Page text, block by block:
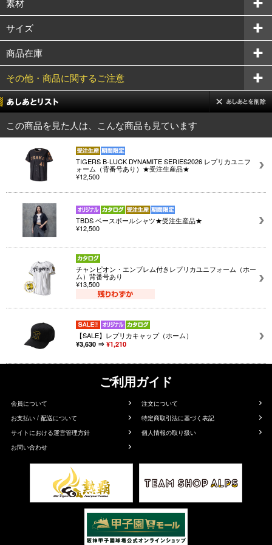
素材
サイズ
商品在庫
その他・商品に関するご注意
この商品を見た人は、こんな商品も見ています
TIGERS B-LUCK DYNAMITE SERIES2026 レプリカユニフ
ォーム（背番号あり）★受注生産品★
¥12,500
TBDS ベースボールシャツ★受注生産品★
¥12,500
チャンピオン・エンブレム付きレプリカユニフォーム（ホー
ム）背番号あり
¥13,500
【SALE】レプリカキャップ（ホーム）
¥3,630 ⇒ ¥1,210
ご利用ガイド
会員について
注文について
お支払い / 配送について
特定商取引法に基づく表記
サイトにおける運営管理方針
個人情報の取り扱い
お問い合わせ